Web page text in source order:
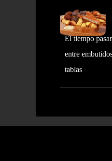
El tiempo
entre
tablas